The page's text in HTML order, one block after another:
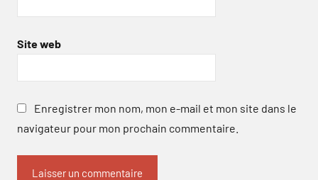
Site web
Enregistrer mon nom, mon e-mail et mon site dans le
navigateur pour mon prochain commentaire.